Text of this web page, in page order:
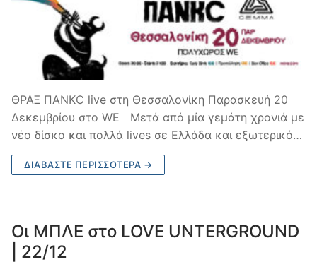
ΘΡΑΞ ΠΑΝΚC live στη Θεσσαλονίκη Παρασκευή 20
Δεκεμβρίου στο WE Μετά από μία γεμάτη χρονιά με
νέο δίσκο και πολλά lives σε Ελλάδα και εξωτερικό…
ΔΙΑΒΆΣΤΕ ΠΕΡΙΣΣΌΤΕΡΑ →
Οι ΜΠΛΕ στο LOVE UNTERGROUND
| 22/12